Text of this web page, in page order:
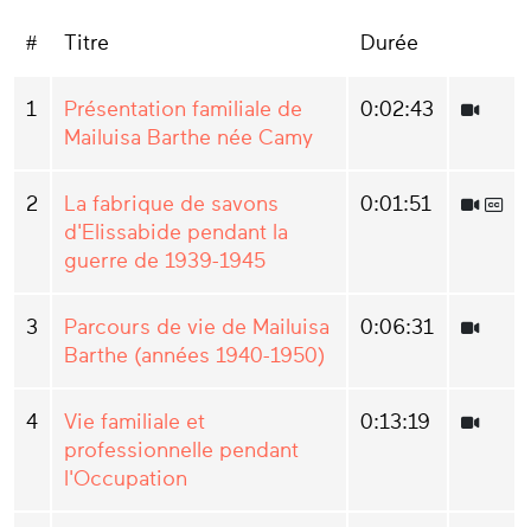
# Titre Durée
1
Présentation familiale de
Mailuisa Barthe née Camy
0:02:43
2
La fabrique de savons
d'Elissabide pendant la
guerre de 1939-1945
0:01:51
3
Parcours de vie de Mailuisa
Barthe (années 1940-1950)
0:06:31
4
Vie familiale et
professionnelle pendant
l'Occupation
0:13:19